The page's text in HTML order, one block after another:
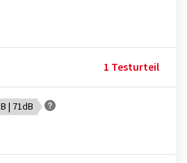
1 Testurteil
B | 71dB